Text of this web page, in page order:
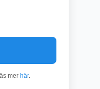
merhär.